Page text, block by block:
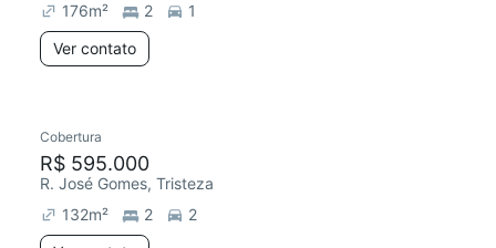
176m² 2
1
Ver contato
Cobertura
R$ 595.000
R. José Gomes, Tristeza
132m² 2
2